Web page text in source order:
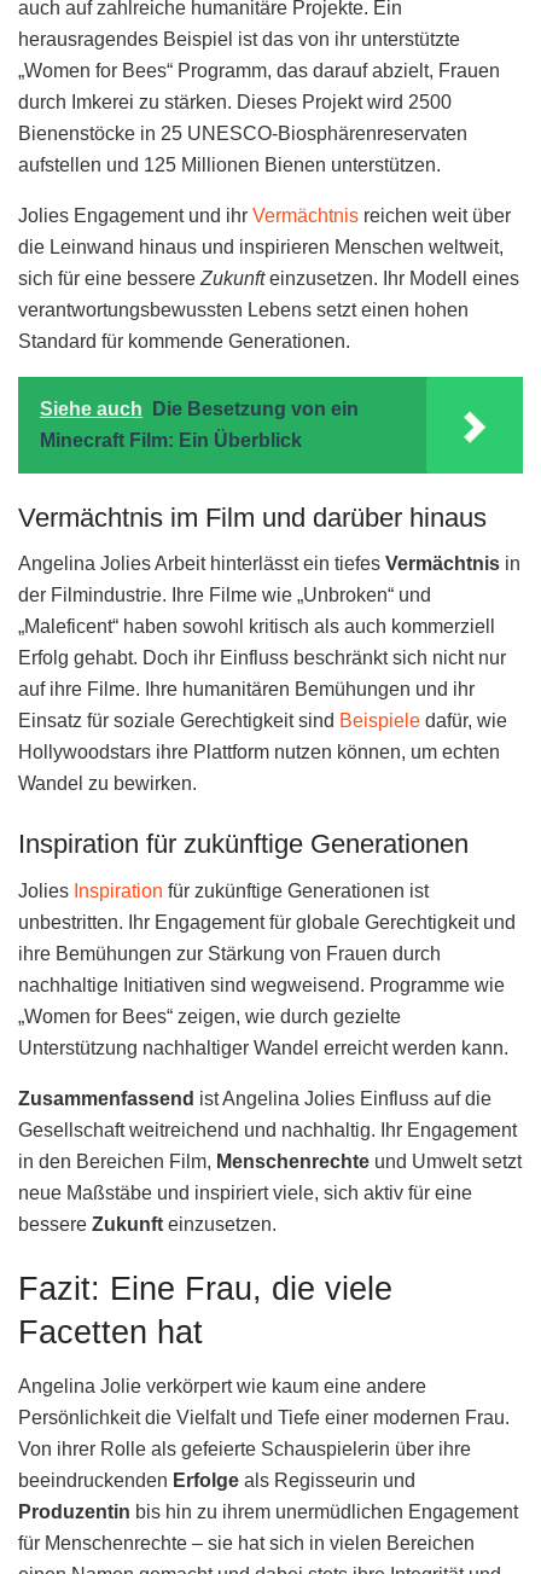
auch auf zahlreiche humanitäre Projekte. Ein
herausragendes Beispiel ist das von ihr unterstützte
„Women for Bees“ Programm, das darauf abzielt, Frauen
durch Imkerei zu stärken. Dieses Projekt wird 2500
Bienenstöcke in 25 UNESCO-Biosphärenreservaten
aufstellen und 125 Millionen Bienen unterstützen.
Jolies Engagement und ihr Vermächtnis reichen weit über
die Leinwand hinaus und inspirieren Menschen weltweit,
sich für eine bessere Zukunfteinzusetzen. Ihr Modell eines
verantwortungsbewussten Lebens setzt einen hohen
Standard für kommende Generationen.
Siehe auch
Die Besetzung von ein
Minecraft Film: Ein Überblick
Vermächtnis im Film und darüber hinaus
Angelina Jolies Arbeit hinterlässt ein tiefes Vermächtnis in
der Filmindustrie. Ihre Filme wie „Unbroken“ und
„Maleficent“ haben sowohl kritisch als auch kommerziell
Erfolg gehabt. Doch ihr Einfluss beschränkt sich nicht nur
auf ihre Filme. Ihre humanitären Bemühungen und ihr
Einsatz für soziale Gerechtigkeit sind Beispiele dafür, wie
Hollywoodstars ihre Plattform nutzen können, um echten
Wandel zu bewirken.
Inspiration für zukünftige Generationen
Jolies Inspiration für zukünftige Generationen ist
unbestritten. Ihr Engagement für globale Gerechtigkeit und
ihre Bemühungen zur Stärkung von Frauen durch
nachhaltige Initiativen sind wegweisend. Programme wie
„Women for Bees“ zeigen, wie durch gezielte
Unterstützung nachhaltiger Wandel erreicht werden kann.
Zusammenfassend ist Angelina Jolies Einfluss auf die
Gesellschaft weitreichend und nachhaltig. Ihr Engagement
in den Bereichen Film, Menschenrechte und Umwelt setzt
neue Maßstäbe und inspiriert viele, sich aktiv für eine
bessere Zukunft einzusetzen.
Fazit: Eine Frau, die viele
Facetten hat
Angelina Jolie verkörpert wie kaum eine andere
Persönlichkeit die Vielfalt und Tiefe einer modernen Frau.
Von ihrer Rolle als gefeierte Schauspielerin über ihre
beeindruckenden Erfolge als Regisseurin und
Produzentin bis hin zu ihrem unermüdlichen Engagement
für Menschenrechte – sie hat sich in vielen Bereichen